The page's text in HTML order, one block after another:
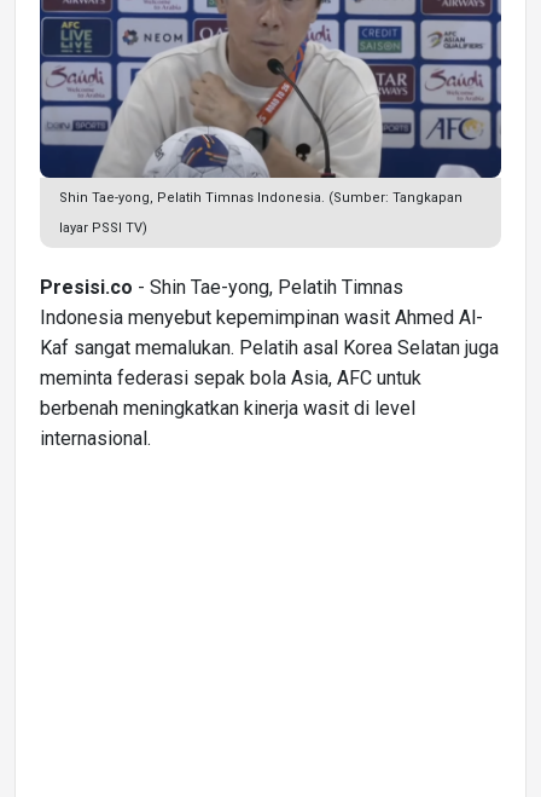
Shin Tae-yong, Pelatih Timnas Indonesia. (Sumber: Tangkapan
layar PSSI TV)
Presisi.co - Shin Tae-yong, Pelatih Timnas
Indonesia menyebut kepemimpinan wasit Ahmed Al-
Kaf sangat memalukan. Pelatih asal Korea Selatan juga
meminta federasi sepak bola Asia, AFC untuk
berbenah meningkatkan kinerja wasit di level
internasional.